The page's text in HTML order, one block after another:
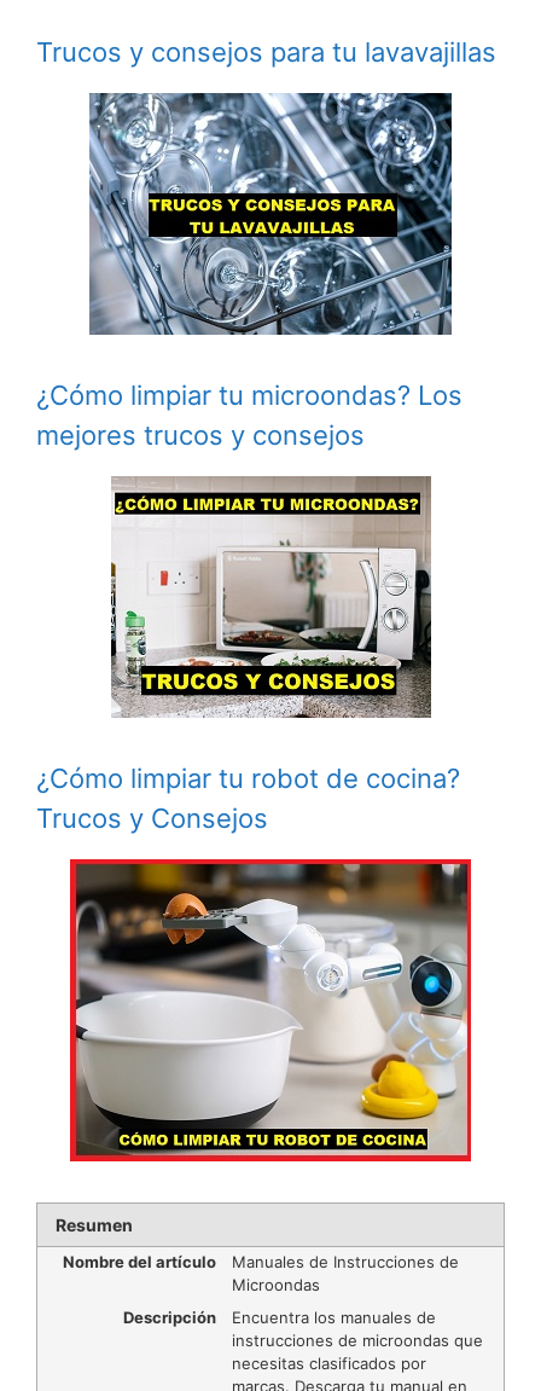
Trucos y consejos para tu lavavajillas
¿Cómo limpiar tu microondas? Los
mejores trucos y consejos
¿Cómo limpiar tu robot de cocina?
Trucos y Consejos
Resumen
Nombre del artículo
Manuales de Instrucciones de
Microondas
Descripción
Encuentra los manuales de
instrucciones de microondas que
necesitas clasificados por
marcas. Descarga tu manual en